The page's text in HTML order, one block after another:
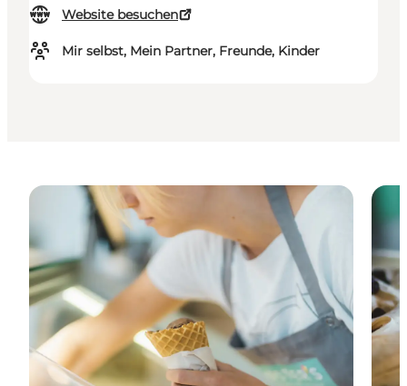
Website besuchen
Mir selbst, Mein Partner, Freunde, Kinder